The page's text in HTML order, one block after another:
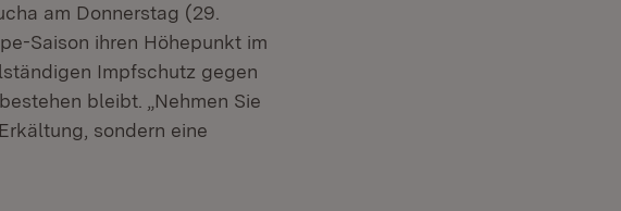
am Donnerstag (29.
Saison ihren Höhepunkt im
Impfschutz gegen
bleibt. „Nehmen Sie
sondern eine